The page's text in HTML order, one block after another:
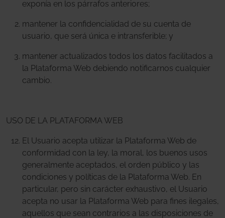
exponía en los párrafos anteriores;
mantener la confidencialidad de su cuenta de
usuario, que será única e intransferible; y
mantener actualizados todos los datos facilitados a
la Plataforma Web debiendo notificarnos cualquier
cambio.
USO DE LA PLATAFORMA WEB
El Usuario acepta utilizar la Plataforma Web de
conformidad con la ley, la moral, los buenos usos
generalmente aceptados, el orden público y las
condiciones y políticas de la Plataforma Web. En
particular, pero sin carácter exhaustivo, el Usuario
acepta no usar la Plataforma Web para fines ilegales,
aquellos que sean contrarios a las disposiciones de